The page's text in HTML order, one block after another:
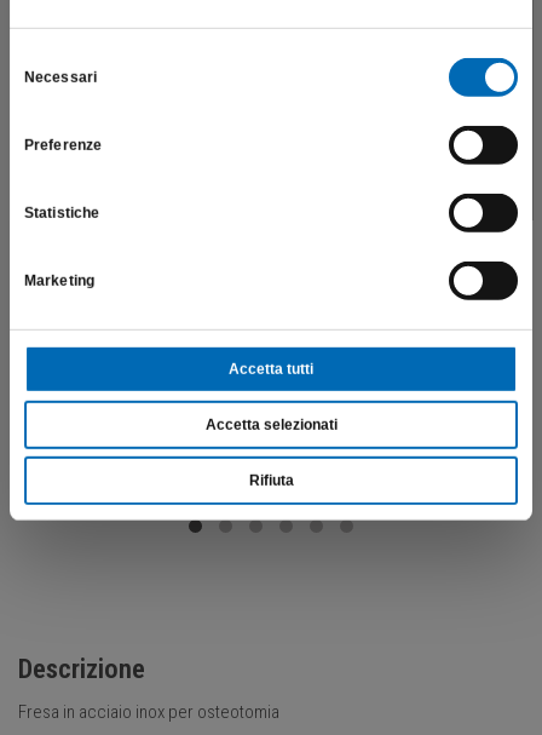
delNecessari
Preferenze
Statistiche
Marketing
Accetta tutti
Accetta selezionati
Rifiuta
141RF
€92,82
Descrizione
Fresa in acciaio inox per osteotomia
professionali e riporta dati, prodotti e beni sensibili per la
salute e la sicurezza del paziente; pertanto, per visitare il sito,